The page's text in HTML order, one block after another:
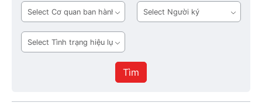
bản
Cơ
quan
ban
hành
Người
ký
Tình
trạng
Tìm